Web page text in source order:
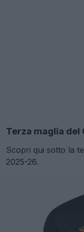
Terza maglia del
Scopri qui sotto la
2025-26.